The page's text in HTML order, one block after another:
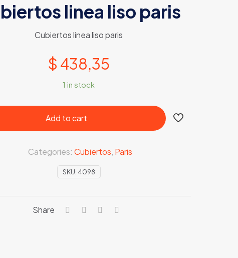
linea liso paris
Cubiertos linea liso paris
$ 438,35
1 in stock
Add to cart
SKU: 4098
Categories: Cubiertos Paris
Share